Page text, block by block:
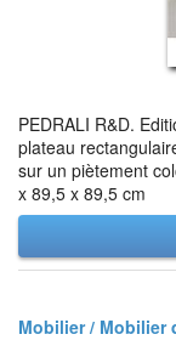
PEDRALI R&D.
plateau
sur un piètement
x 89,5 x 89,5 cm
Mobilier / Mobilier